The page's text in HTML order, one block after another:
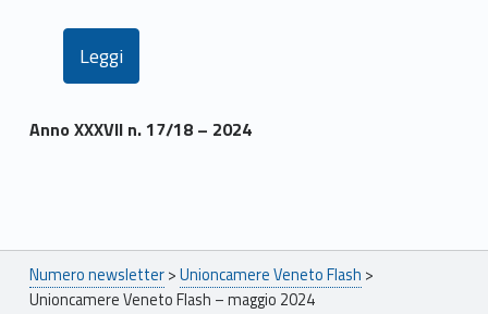
Leggi
Anno XXXVII n. 17/18 – 2024
Breadcrumbs navigation
Numero newsletter>Unioncamere Veneto Flash >
Unioncamere Veneto Flash – maggio 2024